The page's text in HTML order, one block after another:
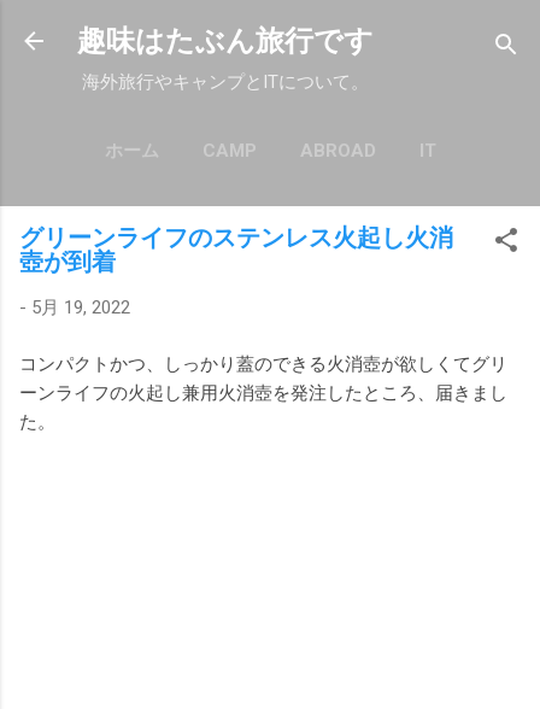
スキップしてメイン コンテンツに移動
趣味はたぶん旅行です
海外旅行やキャンプとITについて。
ホーム CAMP ABROAD IT
もっと見る… POLICY
グリーンライフのステンレス火起し火消
壺が到着
- 5月 19, 2022
コンパクトかつ、しっかり蓋のできる火消壺が欲しくてグリ
ーンライフの火起し兼用火消壺を発注したところ、届きまし
た。